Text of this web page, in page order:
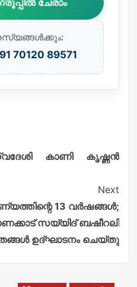
70120 89571
കാണി കൃഷ്ണൻ
Next
13 വർഷങ്ങൾ;
സയ്യിദ് ബഷീറലി
ഉദ്ഘാടനം ചെയ്തു